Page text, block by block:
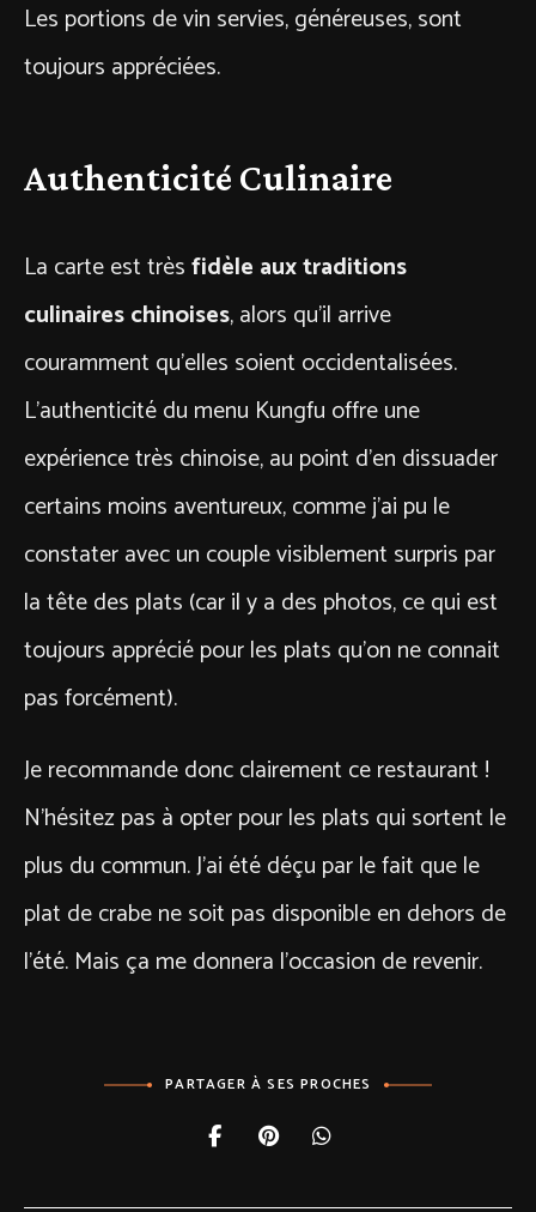
Les portions de vin servies, généreuses, sont
toujours appréciées.
Authenticité Culinaire
La carte est trèsfidèle aux traditions
culinaires chinoises, alors qu’il arrive
couramment qu’elles soient occidentalisées.
L’authenticité du menu Kungfu offre une
expérience très chinoise, au point d’en dissuader
certains moins aventureux, comme j’ai pu le
constater avec un couple visiblement surpris par
la tête des plats (car il y a des photos, ce qui est
toujours apprécié pour les plats qu’on ne connait
pas forcément).
Je recommande donc clairement ce restaurant !
N’hésitez pas à opter pour les plats qui sortent le
plus du commun. J’ai été déçu par le fait que le
plat de crabe ne soit pas disponible en dehors de
l’été. Mais ça me donnera l’occasion de revenir.
PARTAGER À SES PROCHES